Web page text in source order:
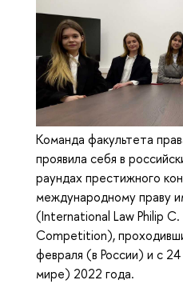
Команда факультета
проявила себя в
раундах престижного
международному праву
(International Law Philip
Competition),
февраля (в России) и с
мире) 2022 года.